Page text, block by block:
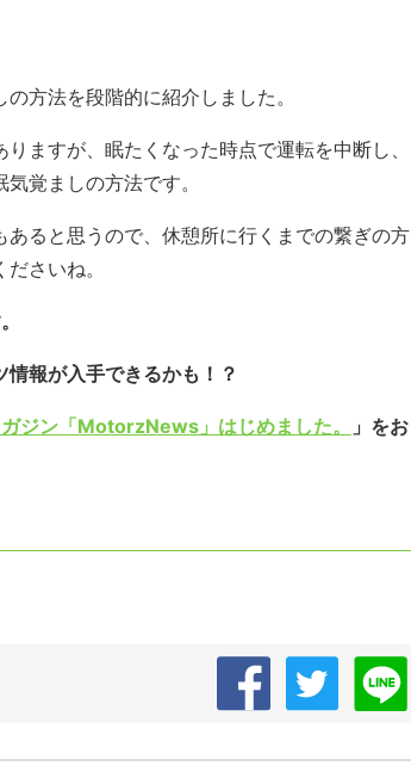
方法を段階的に紹介しました。
ますが、眠たくなった時点で運転を中断し、
覚ましの方法です。
ると思うので、休憩所に行くまでの繋ぎの方
さいね。
報が入手できるかも！？
ジン「MotorzNews」はじめました。
」をお